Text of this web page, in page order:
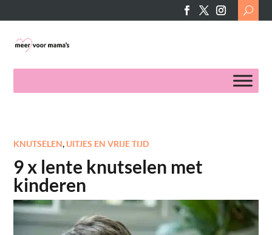
Search
for:
KNUTSELEN, UITJES EN VRIJE TIJD
9 x lente knutselen met
kinderen